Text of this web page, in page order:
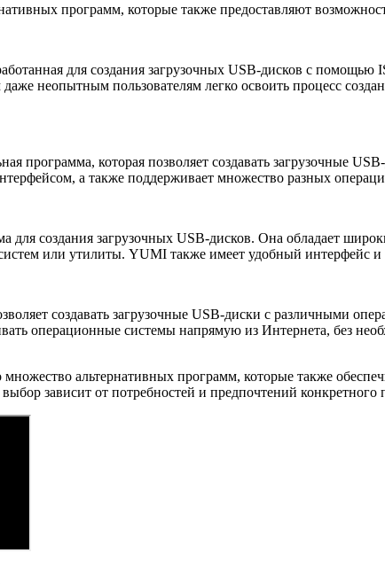
программ, которые также предоставляют
для создания загрузочных USB-дисков с
неопытным пользователям легко освоить процесс
программа, которая позволяет создавать
а также поддерживает множество разных
создания загрузочных USB-дисков. Она обладает
или утилиты. YUMI также имеет удобный интерфейс
создавать загрузочные USB-диски с различными
операционные системы напрямую из Интернета, без
альтернативных программ, которые также
зависит от потребностей и предпочтений конкретного